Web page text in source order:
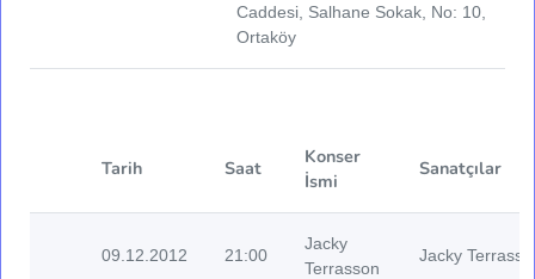
Caddesi, Salhane Sokak, No: 10,
Ortaköy
Tarih Saat
Konser
İsmi
Sanatçılar
09.12.2012 21:00
Jacky
Terrasson
Jacky